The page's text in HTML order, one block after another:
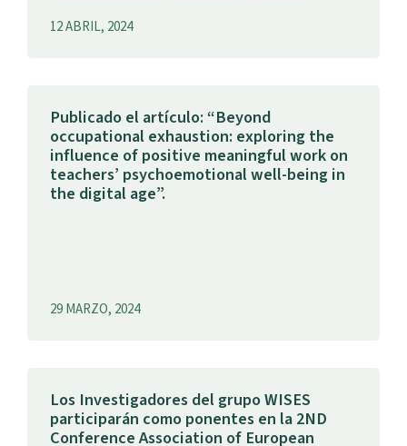
12 ABRIL, 2024
Publicado el artículo: “Beyond
occupational exhaustion: exploring the
influence of positive meaningful work on
teachers’ psychoemotional well-being in
the digital age”.
29 MARZO, 2024
Los Investigadores del grupo WISES
participarán como ponentes en la 2ND
Conference Association of European